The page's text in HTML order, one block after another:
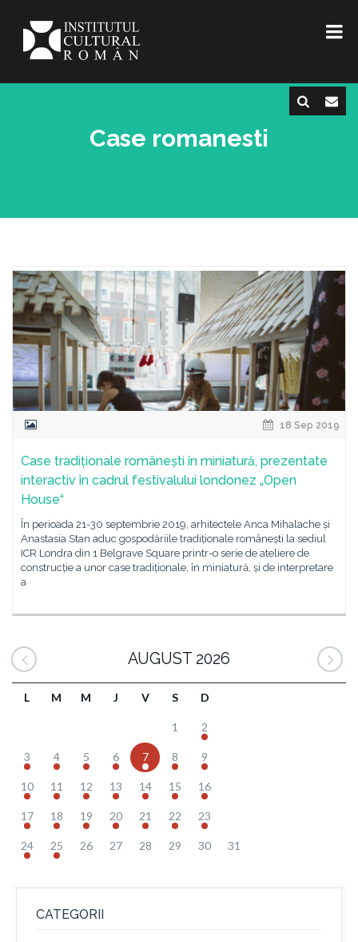
Case romanesti
18 Sep 2019
Case tradiționale românești în miniatură, prezentate
interactiv în cadrul festivalului londonez „Open
House“
În perioada 21-30 septembrie 2019, arhitectele Anca Mihalache și
Anastasia Stan aduc gospodăriile tradiționale românești la sediul
ICR Londra din 1 Belgrave Square printr-o serie de ateliere de
construcție a unor case tradiționale, în miniatură, și de interpretare
a
AUGUST 2026
L M M J V S D
1 2
3 4 5 6 7 8 9
10 11 12 13 14 15 16
17 18 19 20 21 22 23
24 25 26 27 28 29 30 31
CATEGORII